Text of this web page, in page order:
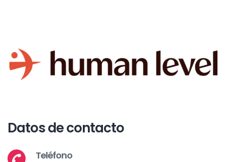
Datos de contacto
Teléfono